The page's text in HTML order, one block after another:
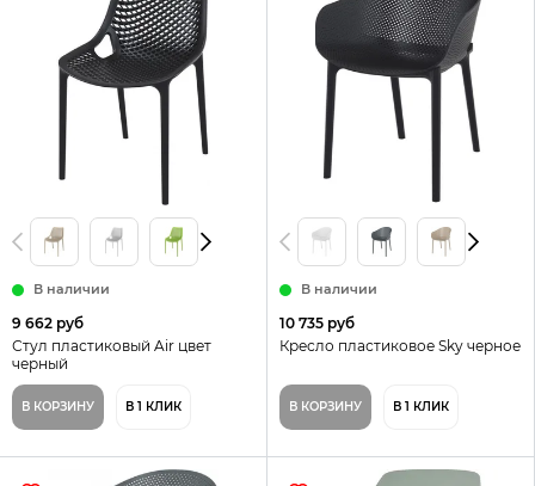
В наличии
9 662 руб
Стул пластиковый Air цвет
черный
В КОРЗИНУ В 1 КЛИК
В наличии
10 735 руб
Кресло пластиковое Sky черное
В КОРЗИНУ В 1 КЛИК